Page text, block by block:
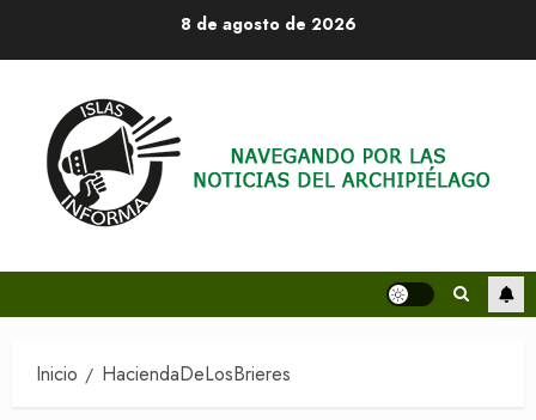
8 de agosto de 2026
Inicio HaciendaDeLosBrieres